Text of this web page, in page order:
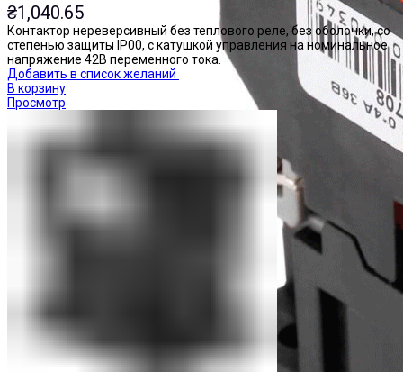
₴1,040.65
Контактор нереверсивный без теплового реле, без оболочки, со
степенью защиты IP00, с катушкой управления на номинальное
напряжение 42В переменного тока.
Добавить в список желаний
В корзину
Просмотр